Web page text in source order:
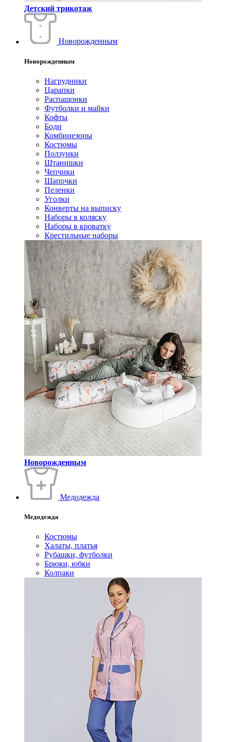
Детский трикотаж
Новорожденным
Новорожденным
Нагрудники
Царапки
Распашонки
Футболки и майки
Кофты
Боди
Комбинезоны
Костюмы
Ползунки
Штанишки
Чепчики
Шапочки
Пеленки
Уголки
Конверты на выписку
Наборы в коляску
Наборы в кроватку
Крестильные наборы
Новорожденным
Медодежда
Медодежда
Костюмы
Халаты, платья
Рубашки, футболки
Брюки, юбки
Колпаки